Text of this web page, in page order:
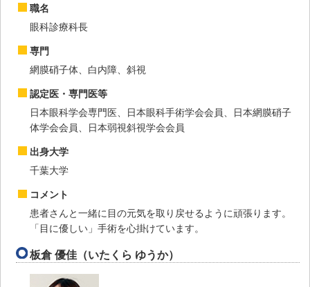
職名
眼科診療科長
専門
網膜硝子体、白内障、斜視
認定医・専門医等
日本眼科学会専門医、日本眼科手術学会会員、日本網膜硝子
体学会会員、日本弱視斜視学会会員
出身大学
千葉大学
コメント
患者さんと一緒に目の元気を取り戻せるように頑張ります。
「目に優しい」手術を心掛けています。
板倉 優佳（いたくら ゆうか）